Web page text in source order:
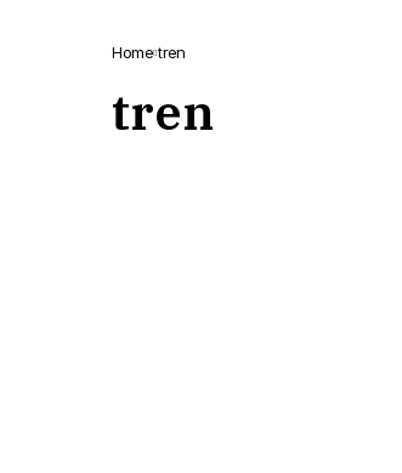
Home tren
tren